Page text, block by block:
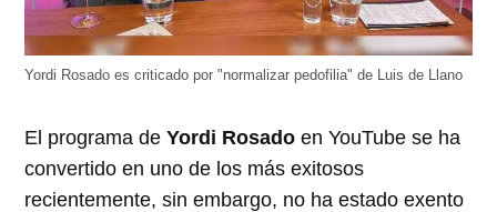
Yordi Rosado es criticado por "normalizar pedofilia" de Luis de Llano
El programa deYordi Rosado en YouTube se ha
convertido en uno de los más exitosos
recientemente, sin embargo, no ha estado exento